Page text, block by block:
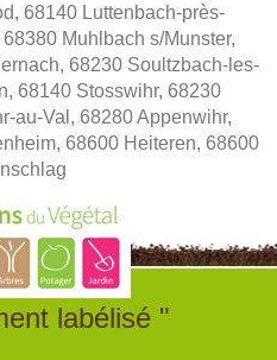
68140 Luttenbach-près-
Muhlbach s/Munster,
68230 Soultzbach-les-
68140 Stosswihr, 68230
au-Val, 68280 Appenwihr,
68600 Heiteren, 68600
labélisé "